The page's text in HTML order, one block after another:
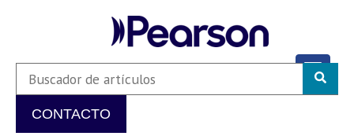
CONTACTO